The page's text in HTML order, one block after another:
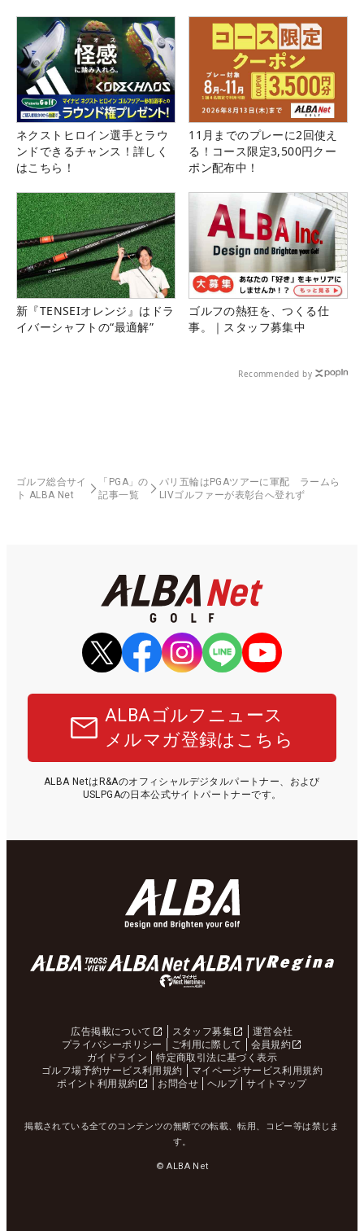
ネクストヒロイン選手とラウ
ンドできるチャンス！詳しく
はこちら！
11月までのプレーに2回使え
る！コース限定3,500円クー
ポン配布中！
新『TENSEIオレンジ』はドラ
イバーシャフトの“最適解”
ゴルフの熱狂を、つくる仕
事。｜スタッフ募集中
Recommended by
ゴルフ総合サイ
ト ALBA Net
「PGA」の
記事一覧
パリ五輪はPGAツアーに軍配 ラームら
LIVゴルファーが表彰台へ登れず
ALBAゴルフニュース
メルマガ登録はこちら
ALBA NetはR&Aのオフィシャルデジタルパートナー、および
USLPGAの日本公式サイトパートナーです。
広告掲載について スタッフ募集
運営会社
プライバシーポリシー
ご利用に際して
会員規約
ガイドライン
特定商取引法に基づく表示
ゴルフ場予約サービス利用規約
マイページサービス利用規約
ポイント利用規約
お問合せ ヘルプ サイトマップ
掲載されている全てのコンテンツの無断での転載、転用、コピー等は禁じま
す。
© ALBA Net